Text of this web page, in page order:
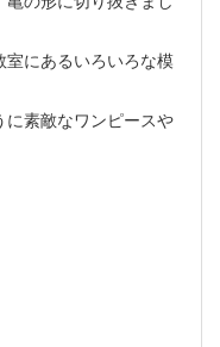
にあるいろいろな模
素敵なワンピースや